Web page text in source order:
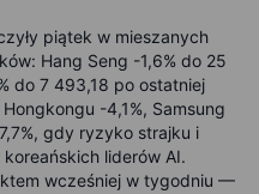
piątek w mieszanych
Hang Seng -1,6% do 25
do 7 493,18 po ostatniej
-4,1%, Samsung
gdy ryzyko strajku i
liderów AI.
wcześniej w tygodniu —